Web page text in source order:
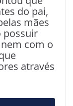
do pai,
mães
possuir
com o
através